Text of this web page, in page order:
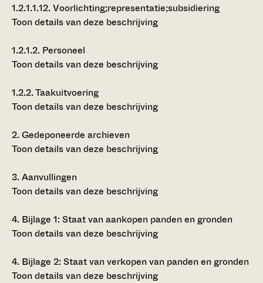
1.2.1.1.12.Voorlichting;representatie;subsidiering
Toon details van deze beschrijving
1.2.1.2. Personeel
Toon details van deze beschrijving
1.2.2.Taakuitvoering
Toon details van deze beschrijving
2.Gedeponeerde archieven
Toon details van deze beschrijving
3.Aanvullingen
Toon details van deze beschrijving
4. Bijlage 1: Staat van aankopen panden en gronden
Toon details van deze beschrijving
4. Bijlage 2: Staat van verkopen van panden en gronden
Toon details van deze beschrijving